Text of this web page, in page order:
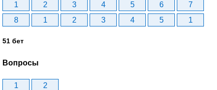
1 2 3 4 5 6
7
8
1 2 3 4 5 1
51 бет
Вопросы
1 2